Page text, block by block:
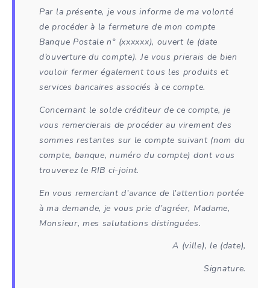
Par la présente, je vous informe de ma volonté
de procéder à la fermeture de mon compte
Banque Postale n° (xxxxxx), ouvert le (date
d’ouverture du compte). Je vous prierais de bien
vouloir fermer également tous les produits et
services bancaires associés à ce compte.
Concernant le solde créditeur de ce compte, je
vous remercierais de procéder au virement des
sommes restantes sur le compte suivant (nom du
compte, banque, numéro du compte) dont vous
trouverez le RIB ci-joint.
En vous remerciant d’avance de l’attention portée
à ma demande, je vous prie d’agréer, Madame,
Monsieur, mes salutations distinguées.
A (ville), le (date),
Signature.